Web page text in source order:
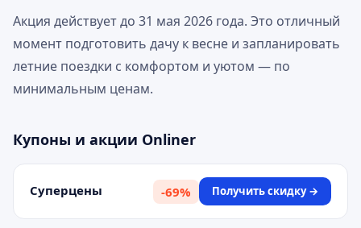
Акция действует до 31 мая 2026 года. Это отличный
момент подготовить дачу к весне и запланировать
летние поездки с комфортом и уютом — по
минимальным ценам.
Купоны и акции Onliner
Суперцены -69% Получить скидку →